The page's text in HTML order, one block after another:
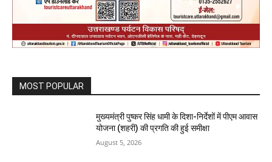
MOST POPULAR
मुख्यमंत्री पुष्कर सिंह धामी के दिशा-निर्देशों में पीएम आवास
योजना (शहरी) की प्रगति की हुई समीक्षा
August 5, 2026